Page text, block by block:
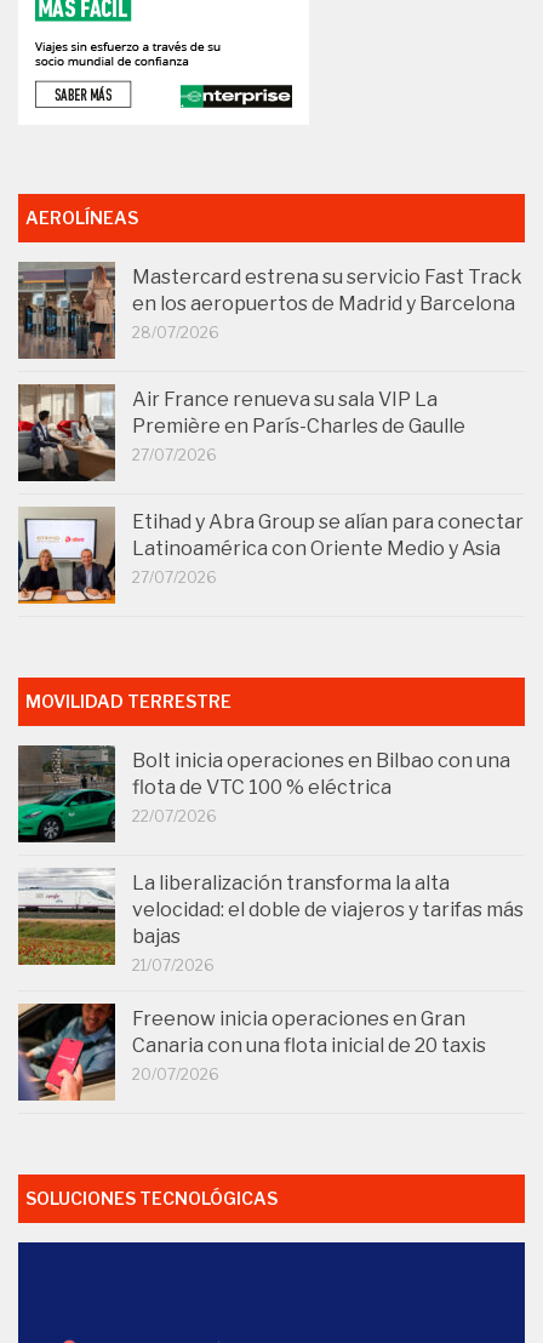
AEROLÍNEAS
Mastercard estrena su servicio Fast Track
en los aeropuertos de Madrid y Barcelona
28/07/2026
Air France renueva su sala VIP La
Première en París-Charles de Gaulle
27/07/2026
Etihad y Abra Group se alían para conectar
Latinoamérica con Oriente Medio y Asia
27/07/2026
MOVILIDAD TERRESTRE
Bolt inicia operaciones en Bilbao con una
flota de VTC 100 % eléctrica
22/07/2026
La liberalización transforma la alta
velocidad: el doble de viajeros y tarifas más
bajas
21/07/2026
Freenow inicia operaciones en Gran
Canaria con una flota inicial de 20 taxis
20/07/2026
SOLUCIONES TECNOLÓGICAS